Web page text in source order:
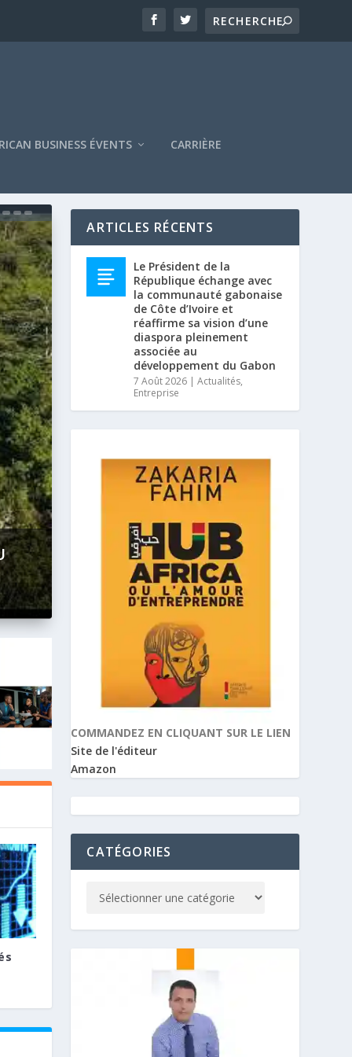
BUSINESS ÉVENTS CARRIÈRE
ARTICLES RÉCENTS
Le Président de la
République échange avec
la communauté gabonaise
de Côte d’Ivoire et
réaffirme sa vision d’une
diaspora pleinement
associée au
développement du Gabon
7 Août 2026 |Actualités,
Entreprise
COMMANDEZ EN CLIQUANT SUR LE LIEN
Site de l'éditeur
Amazon
CATÉGORIES